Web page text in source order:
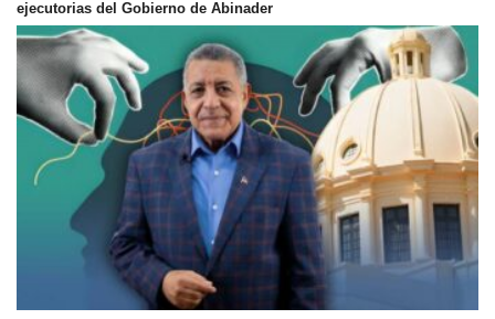
ejecutorias del Gobierno de Abinader